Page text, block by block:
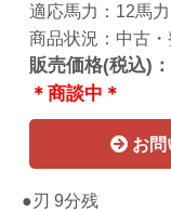
適応馬力：12馬
商品状況：中古・
販売価格(税込)
＊商談中＊
お問
●刃 9分残